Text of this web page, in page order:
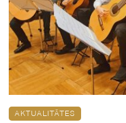
AKTUALITĀTES